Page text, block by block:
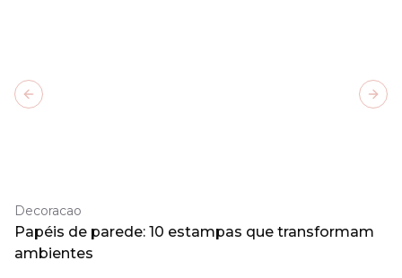
Decoracao
Papéis de parede: 10 estampas que transformam
ambientes
Previous slide